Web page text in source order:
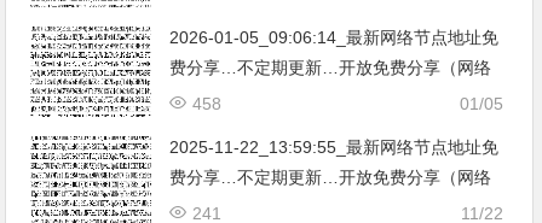
2026-01-05_09:06:14_最新网络节点地址免
费分享…不定期更新…开放免费分享（网络
免费节点香港|日本|韩国|新加坡|台湾|马来西
01/05
458
2025-11-22_13:59:55_最新网络节点地址免
费分享…不定期更新…开放免费分享（网络
免费节点香港|日本|韩国|新加坡|台湾|马来西
11/22
241